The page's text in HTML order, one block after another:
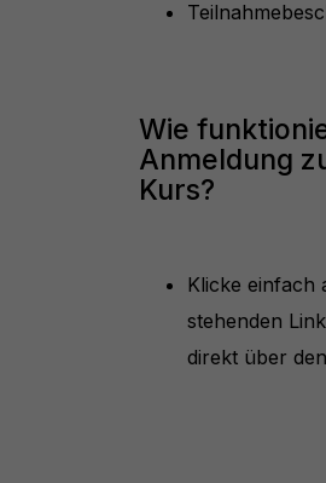
Wie
Anmeldung
Kurs?
Klicke einfach
stehenden
direkt über